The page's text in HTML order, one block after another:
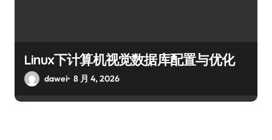
Linux下计算机视觉数据库配置与优化
dawei 8 月 4, 2026